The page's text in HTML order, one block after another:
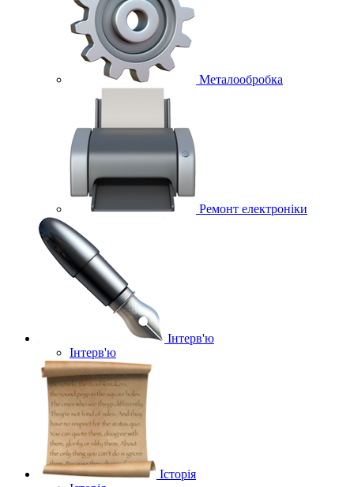
Металообробка
Ремонт електроніки
Інтерв'ю
Інтерв'ю
Історія